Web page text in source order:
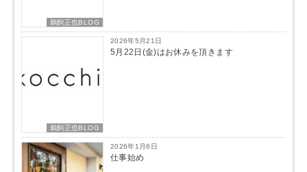
鵜飼正也BLOG
鵜飼正也BLOG
2026年5月21日
5月22日(金)はお休みを頂きます
2026年1月6日
仕事始め